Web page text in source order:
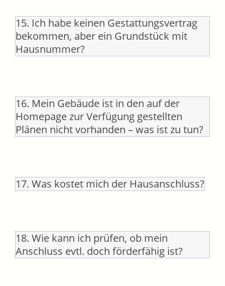
15. Ich habe keinen Gestattungsvertrag
bekommen, aber ein Grundstück mit
Hausnummer?
16. Mein Gebäude ist in den auf der
Homepage zur Verfügung gestellten
Plänen nicht vorhanden – was ist zu tun?
17. Was kostet mich der Hausanschluss?
18. Wie kann ich prüfen, ob mein
Anschluss evtl. doch förderfähig ist?